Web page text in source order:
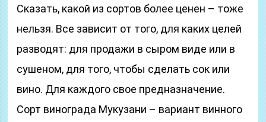
Сказать, какой из сортов более ценен – тоже
нельзя. Все зависит от того, для каких целей
разводят: для продажи в сыром виде или в
сушеном, для того, чтобы сделать сок или
вино. Для каждого свое предназначение.
Сорт винограда Мукузани – вариант винного